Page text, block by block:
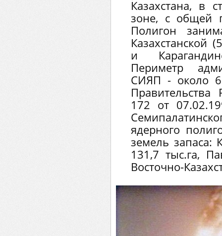
Казахстана, в
зоне, с общей
Полигон
Казахстанской
и
Периметр
СИЯП - около
172 от
ядерного
земель запаса:
131,7 тыс.га,
Восточно-